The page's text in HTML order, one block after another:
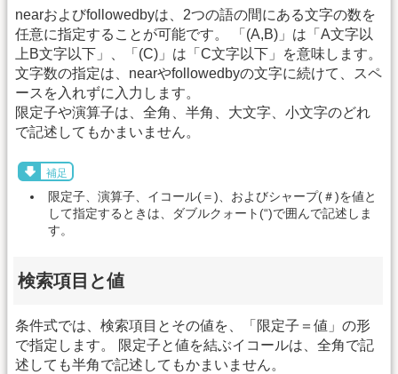
nearおよびfollowedbyは、2つの語の間にある文字の数を
任意に指定することが可能です。 「(A,B)」は「A文字以
上B文字以下」、「(C)」は「C文字以下」を意味します。
文字数の指定は、nearやfollowedbyの文字に続けて、スペ
ースを入れずに入力します。
限定子や演算子は、全角、半角、大文字、小文字のどれ
で記述してもかまいません。
補足
限定子、演算子、イコール(＝)、およびシャープ(＃)を値と
して指定するときは、ダブルクォート(“)で囲んで記述しま
す。
検索項目と値
条件式では、検索項目とその値を、「限定子＝値」の形
で指定します。 限定子と値を結ぶイコールは、全角で記
述しても半角で記述してもかまいません。